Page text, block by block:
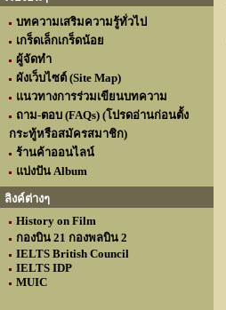
บทความเสริมความรู้ทั่วไป
เกร็ดเล็กเกร็ดน้อย
ผู้จัดทำ
ผังเว็บไซต์ (Site Map)
แนวทางการร่วมเขียนบทความ
ถาม-ตอบ (FAQs) (โปรดอ่านก่อนตั้ง
กระทู้หรือสมัครสมาชิก)
ร้านค้าออนไลน์
แบ่งปัน Album
ลิงค์ต่างๆ
History on Film
กองบิน 21 กองพลบิน 2
IELTS British Council
IELTS IDP
MUIC